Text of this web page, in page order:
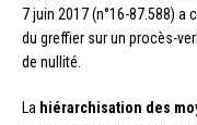
7 juin 2017 (n°16-87.588) a
du greffier sur un procès-
de nullité.
La hiérarchisation des